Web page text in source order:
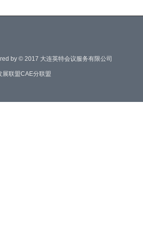
by © 2017 大连英特会议服务有限公司
展联盟CAE分联盟